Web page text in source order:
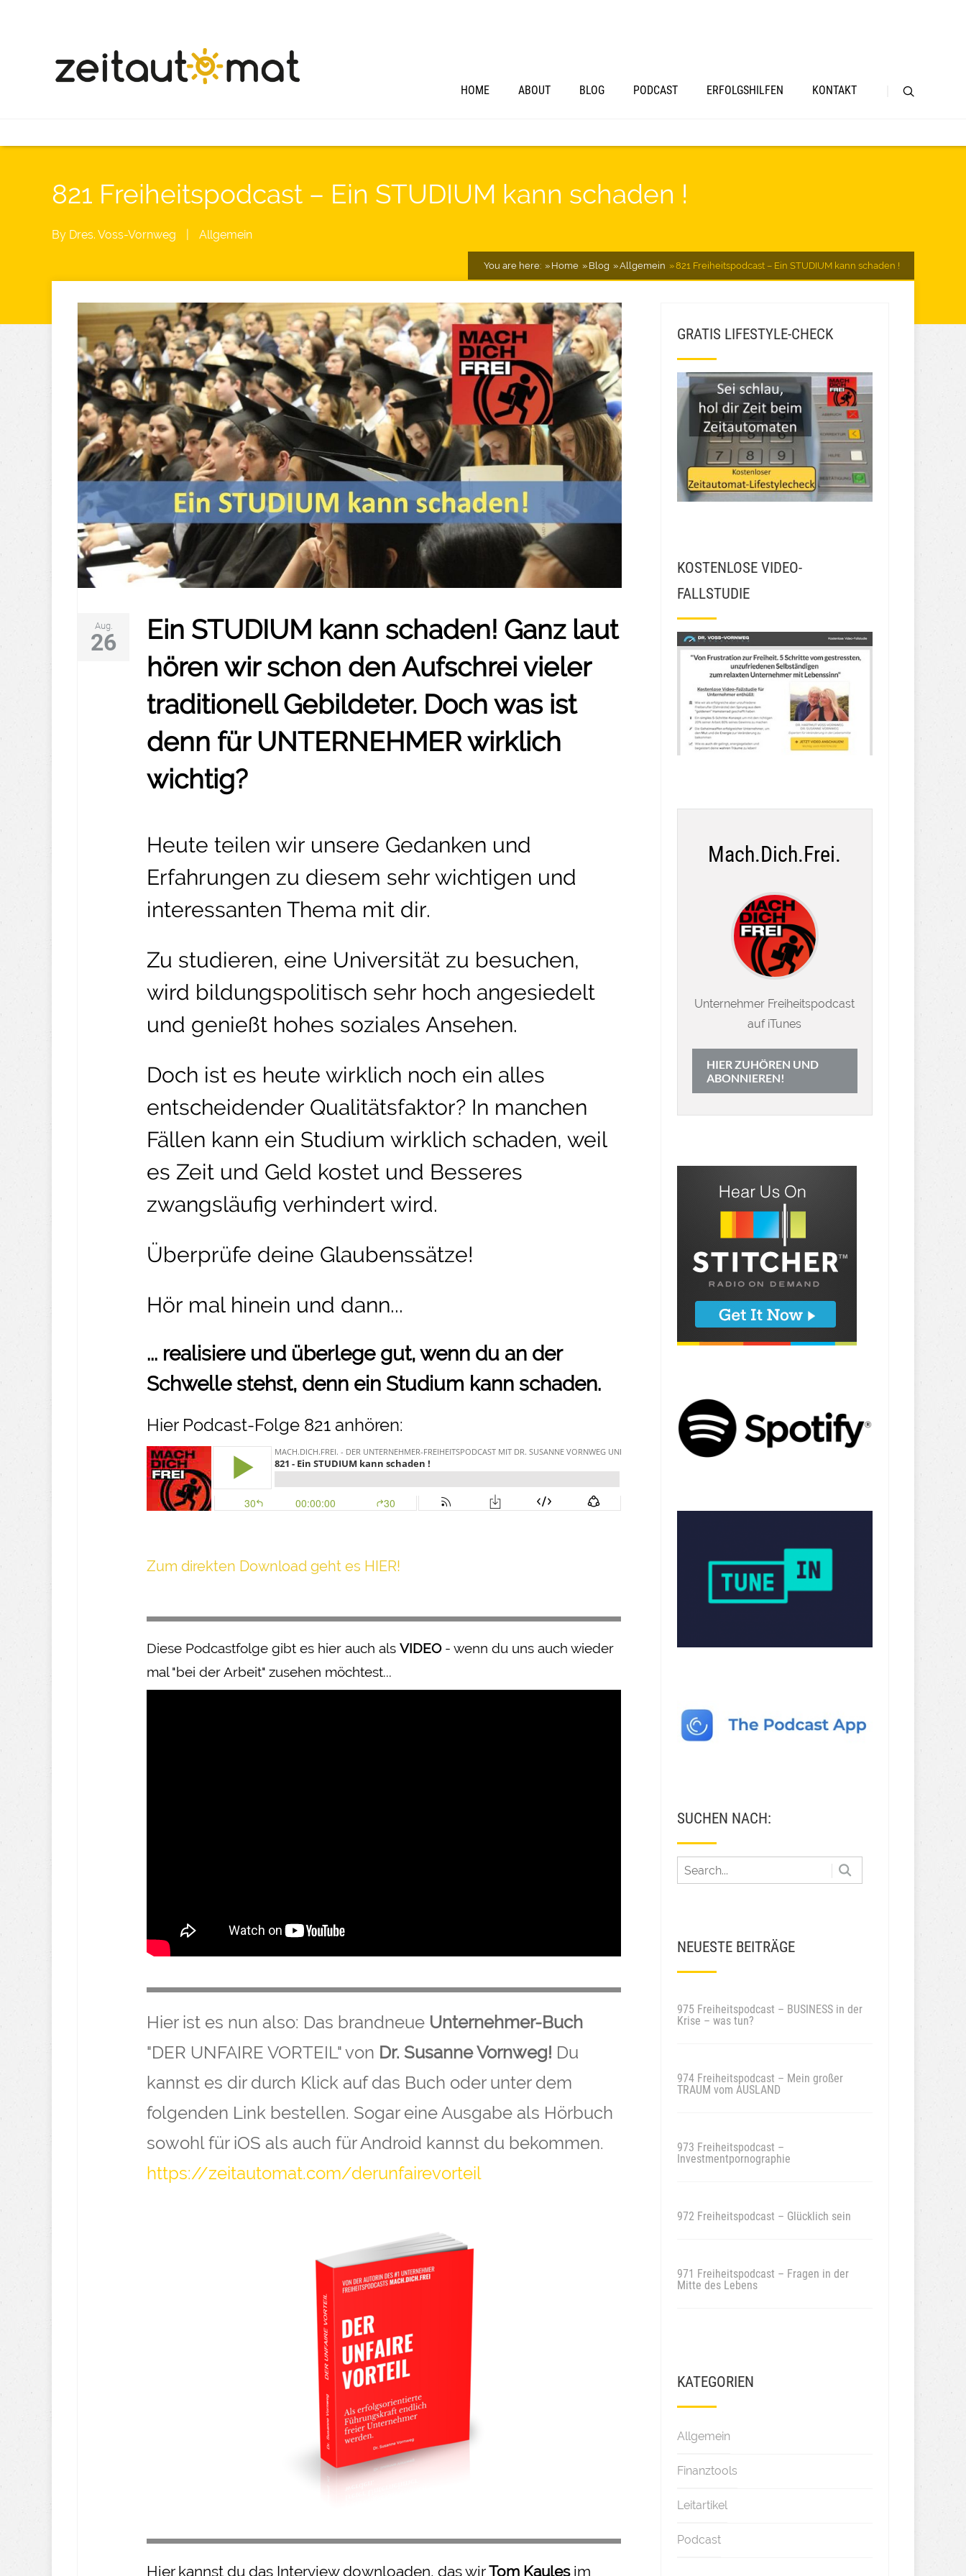
HOME ABOUT BLOG PODCAST ERFOLGSHILFEN KONTAKT
821 Freiheitspodcast – Ein STUDIUM kann schaden !
By Dres. Voss-Vornweg Allgemein
You are here: Home Blog Allgemein 821 Freiheitspodcast – Ein STUDIUM kann schaden !
Aug.
26
Ein STUDIUM kann schaden! Ganz laut
hören wir schon den Aufschrei vieler
traditionell Gebildeter. Doch was ist
denn für UNTERNEHMER wirklich
wichtig?
Heute teilen wir unsere Gedanken und
Erfahrungen zu diesem sehr wichtigen und
interessanten Thema mit dir.
Zu studieren, eine Universität zu besuchen,
wird bildungspolitisch sehr hoch angesiedelt
und genießt hohes soziales Ansehen.
Doch ist es heute wirklich noch ein alles
entscheidender Qualitätsfaktor? In manchen
Fällen kann ein Studium wirklich schaden, weil
es Zeit und Geld kostet und Besseres
zwangsläufig verhindert wird.
Überprüfe deine Glaubenssätze!
Hör mal hinein und dann...
... realisiere und überlege gut, wenn du an der
Schwelle stehst, denn ein Studium kann schaden.
Hier Podcast-Folge 821 anhören:
Z um direkte n Download geh t es HIER!
Diese Podcastfolge gibt es hier auch als VIDEO- wenn du uns auch wieder
mal "bei der Arbeit" zusehen möchtest...
Hier ist es nun also: Das brandneue Unternehmer-Buch
"DER UNFAIRE VORTEIL" von Dr. Susanne Vornweg! Du
kannst es dir durch Klick auf das Buch oder unter dem
folgenden Link bestellen. Sogar eine Ausgabe als Hörbuch
sowohl für iOS als auch für Android kannst du bekommen.
https://zeitautomat.com/derunfairevorteil
Hier kannst du das Interview downloaden, das wirTom Kaulesim
GRATIS LIFESTYLE-CHECK
KOSTENLOSE VIDEO-
FALLSTUDIE
Mach.Dich.Frei.
Unternehmer Freiheitspodcast
auf iTunes
HIER ZUHÖREN UND
ABONNIEREN!
SUCHEN NACH:
NEUESTE BEITRÄGE
975 Freiheitspodcast – BUSINESS in der
Krise – was tun?
974 Freiheitspodcast – Mein großer
TRAUM vom AUSLAND
973 Freiheitspodcast –
Investmentpornographie
972 Freiheitspodcast – Glücklich sein
971 Freiheitspodcast – Fragen in der
Mitte des Lebens
KATEGORIEN
Allgemein
Finanztools
Leitartikel
Podcast